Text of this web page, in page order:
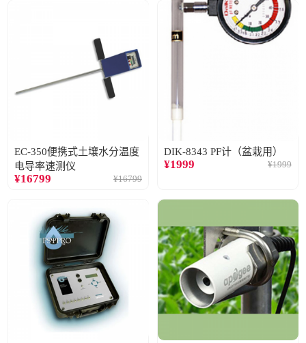
EC-350便携式土壤水分温度
电导率速测仪
¥16799 ¥16799
DIK-8343 PF计（盆栽用）
¥1999 ¥1999